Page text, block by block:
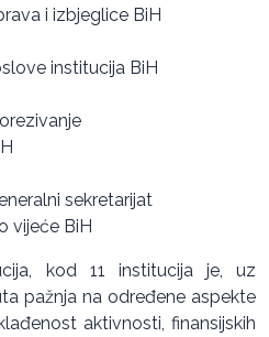
i izbjeglice BiH
institucija BiH
sekretarijat
vijeće BiH
kod 11 institucija je, uz
pažnja na određene aspekte
aktivnosti, finansijskih